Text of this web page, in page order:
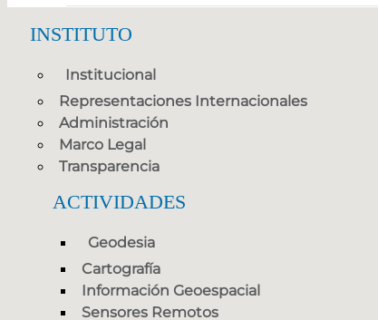
INSTITUTO
Institucional
Representaciones Internacionales
Administración
Marco Legal
Transparencia
ACTIVIDADES
Geodesia
Cartografía
Información Geoespacial
Sensores Remotos